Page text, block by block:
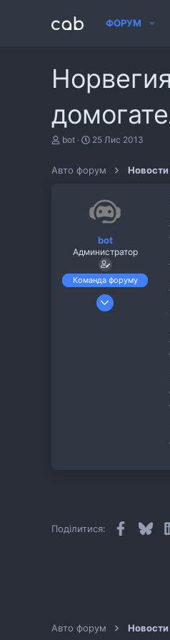
ФОРУМ
А
о
bot
Д
а
в
о
н
я
25 Лис 2013
Авто форум Новости
bot
Администратор
Команда форуму
6 Лис 2013
Поділитися: Facebook
Авто форум Новости